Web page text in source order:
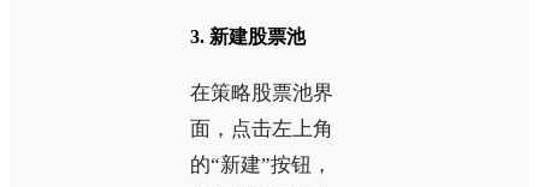
3. 新建股票池
在策略股票池界
面，点击左上角
的“新建”按钮，